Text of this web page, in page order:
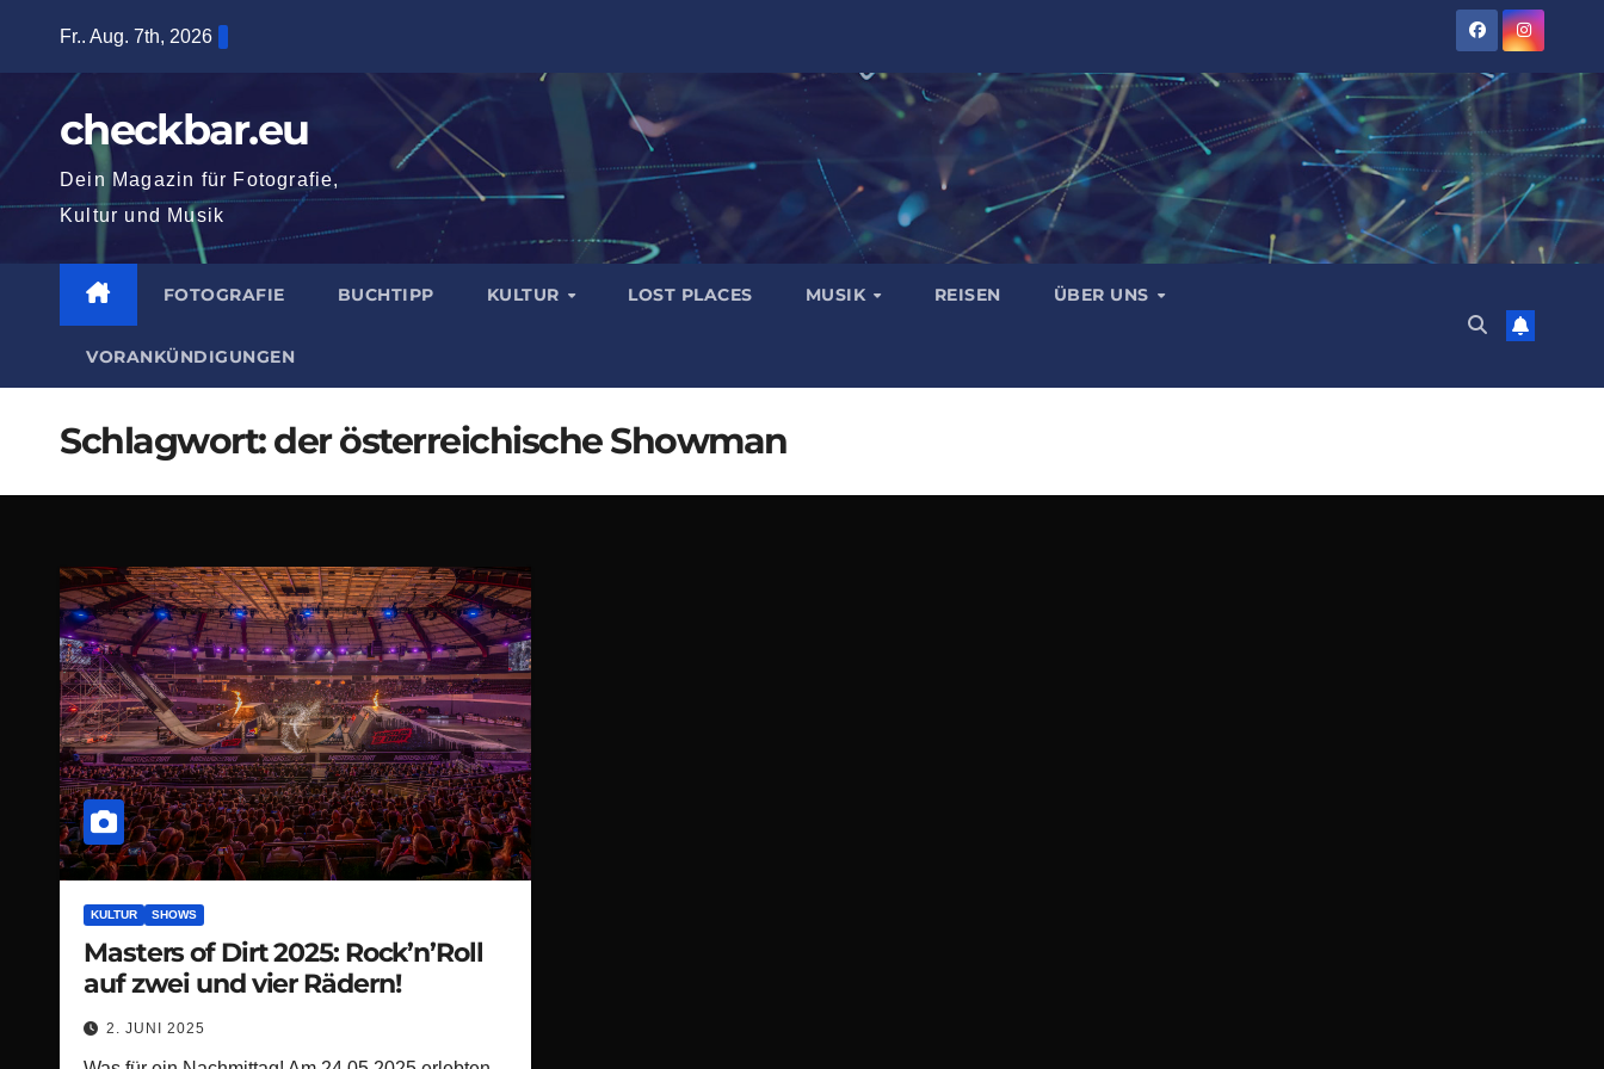
springen
Fr.. Aug. 7th, 2026
checkbar.eu
Dein Magazin für Fotografie,
Kultur und Musik
FOTOGRAFIE BUCHTIPP KULTUR LOST PLACES MUSIK REISEN ÜBER UNS
VORANKÜNDIGUNGEN
Schlagwort:der österreichische Showman
KULTUR SHOWS
Masters of Dirt 2025: Rock’n’Roll
auf zwei und vier Rädern!
2. JUNI 2025